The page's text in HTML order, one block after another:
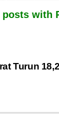
with
Turun